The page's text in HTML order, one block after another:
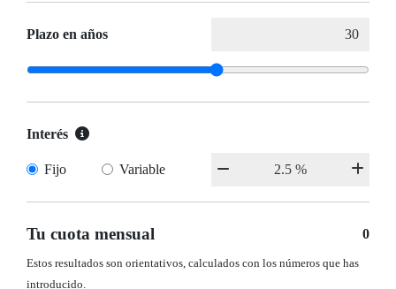
Plazo en años
Interés
Fijo Variable
Tu cuota mensual 0
Estos resultados son orientativos, calculados con los números que has
introducido.